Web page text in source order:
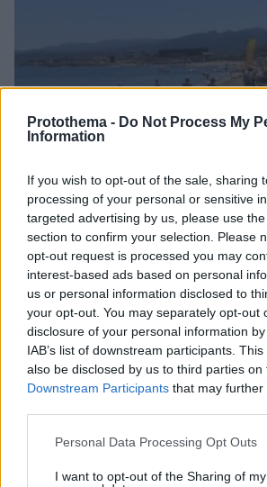
Protothema - Do Not Process My
Information
If you wish to opt-out of the sale, sharing
processing of your personal or sensitive
targeted advertising by us, please use
section to confirm your selection. Please
opt-out request is processed you may
interest-based ads based on personal
us or personal information disclosed to
your opt-out. You may separately opt-out
disclosure of your personal information
IAB’s list of downstream participants.
also be disclosed by us to third parties on
Downstream Participants that may
Please note that this website/app uses
not limited to your visit or usage
Personal Data Processing Opt Outs
I want to opt-out of the Sharing of my
Πώς έγινε η τραγωδία με την
Μάλια: Βούτηξε για να βοηθήσει
πνίγηκε, τα παιδιά φώναζαν για
06.08.2026, 21:23
Χρίστος Κούγιας: Η προσωπική μου
ζωή δεν μπορεί να είναι αντικείμενο
φημών ή σεναρίων που
γεγονότα
06.08.2026, 22:24 2